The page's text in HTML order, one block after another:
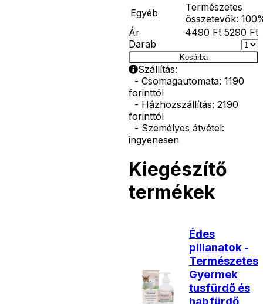
Egyéb
Természetes
összetevők:
Ár
4490 Ft 5290 Ft
Darab
Kosárba
Szállítás:
- Csomagautomata: 1190
forinttól
- Házhozszállítás: 2190
forinttól
- Személyes átvétel:
ingyenesen
Kiegészítő
termékek
Édes
pillanatok -
Természetes
Gyermek
tusfürdő és